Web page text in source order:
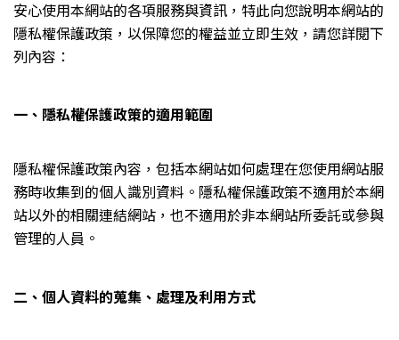
安心使用本網站的各項服務與資訊，特此向您說明本網站的
隱私權保護政策，以保障您的權益並立即生效，請您詳閱下
列內容：
一、隱私權保護政策的適用範圍
隱私權保護政策內容，包括本網站如何處理在您使用網站服
務時收集到的個人識別資料。隱私權保護政策不適用於本網
站以外的相關連結網站，也不適用於非本網站所委託或參與
管理的人員。
二、個人資料的蒐集、處理及利用方式